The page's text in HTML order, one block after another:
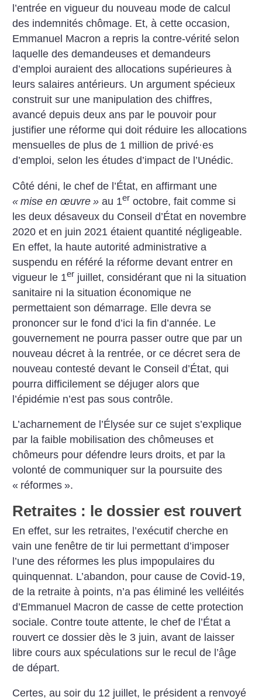
l’entrée en vigueur du nouveau mode de calcul
des indemnités chômage. Et, à cette occasion,
Emmanuel Macron a repris la contre-vérité selon
laquelle des demandeuses et demandeurs
d’emploi auraient des allocations supérieures à
leurs salaires antérieurs. Un argument spécieux
construit sur une manipulation des chiffres,
avancé depuis deux ans par le pouvoir pour
justifier une réforme qui doit réduire les allocations
mensuelles de plus de 1 million de privé·es
d’emploi, selon les études d’impact de l’Unédic.
Côté déni, le chef de l’État, en affirmant une
« mise en œuvre » au 1er octobre, fait comme si
les deux désaveux du Conseil d’État en novembre
2020 et en juin 2021 étaient quantité négligeable.
En effet, la ­haute autorité administrative a
suspendu en référé la réforme devant entrer en
vigueur le 1er juillet, considérant que ni la situation
sanitaire ni la situation économique ne
permettaient son démarrage. Elle devra se
prononcer sur le fond d’ici la fin ­d’année. Le
gouvernement ne pourra ­passer outre que par un
nouveau dé­cret à la rentrée, or ce décret sera de
nouveau contesté devant le Conseil d’État, qui
pourra difficilement se déjuger alors que
l’épidémie n’est pas sous contrôle.
L’acharnement de l’Élysée sur ce sujet s’explique
par la faible mobilisation des chômeuses et
chômeurs pour défendre leurs droits, et par la
volonté de communiquer sur la poursuite des
« réformes ».
Retraites : le dossier est rouvert
En effet, sur les retraites, l’exécutif cherche en
vain une fenêtre de tir lui permettant d’imposer
l’une des réformes les plus impopulaires du
quinquennat. L’abandon, pour cause de Covid-19,
de la retraite à points, n’a pas éliminé les velléités
d’Emmanuel Macron de casse de cette protection
sociale. Contre toute attente, le chef de l’État a
rouvert ce dossier dès le 3 juin, avant de laisser
libre cours aux spéculations sur le recul de ­l’âge
de départ.
Certes, au soir du 12 juillet, le ­président a renvoyé